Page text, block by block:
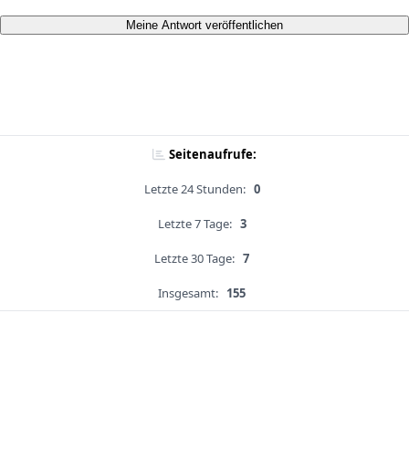
Meine Antwort veröffentlichen
Seitenaufrufe:
Letzte 24 Stunden: 0
Letzte 7 Tage: 3
Letzte 30 Tage: 7
Insgesamt: 155